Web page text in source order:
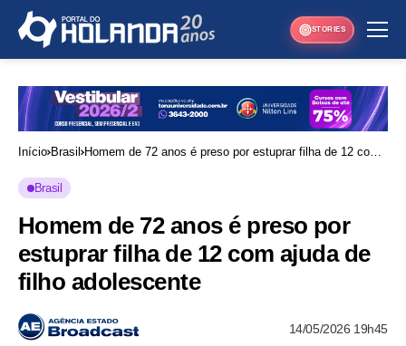
STORIES
Início Brasil
Homem de 72 anos é preso por estuprar filha de 12 com
Brasil
Homem de 72 anos é preso por
estuprar filha de 12 com ajuda de
filho adolescente
14/05/2026 19h45